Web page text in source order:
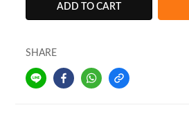
ADD TO CART
SHARE